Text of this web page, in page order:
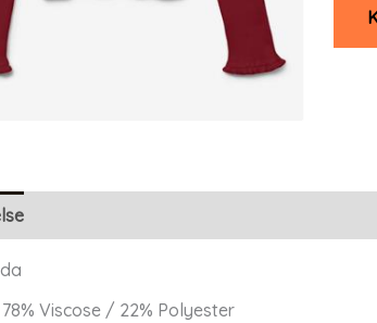
Viscose / 22% Polyester